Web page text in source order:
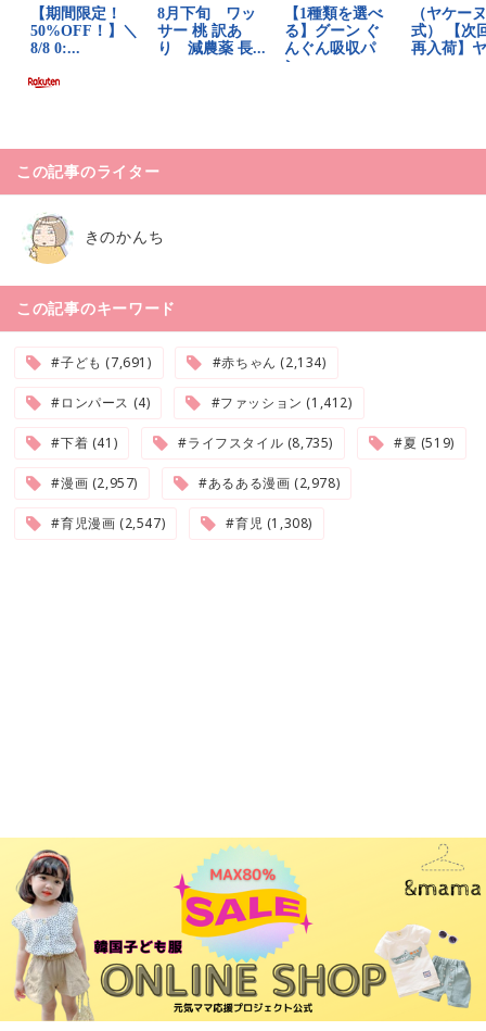
この記事のライター
きのかんち
この記事のキーワード
#子ども (7,691) #赤ちゃん (2,134)
#ロンパース (4) #ファッション (1,412)
#下着 (41) #ライフスタイル (8,735) #夏 (519)
#漫画 (2,957) #あるある漫画 (2,978)
#育児漫画 (2,547) #育児 (1,308)